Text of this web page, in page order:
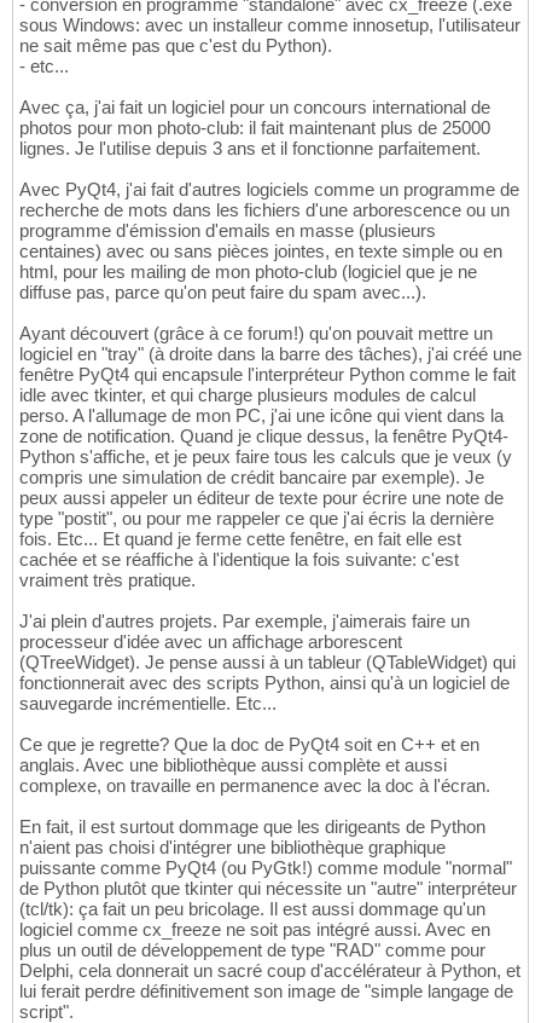
- conversion en programme "standalone" avec cx_freeze (.exe
sous Windows: avec un installeur comme innosetup, l'utilisateur
ne sait même pas que c'est du Python).
- etc...
Avec ça, j'ai fait un logiciel pour un concours international de
photos pour mon photo-club: il fait maintenant plus de 25000
lignes. Je l'utilise depuis 3 ans et il fonctionne parfaitement.
Avec PyQt4, j'ai fait d'autres logiciels comme un programme de
recherche de mots dans les fichiers d'une arborescence ou un
programme d'émission d'emails en masse (plusieurs
centaines) avec ou sans pièces jointes, en texte simple ou en
html, pour les mailing de mon photo-club (logiciel que je ne
diffuse pas, parce qu'on peut faire du spam avec...).
Ayant découvert (grâce à ce forum!) qu'on pouvait mettre un
logiciel en "tray" (à droite dans la barre des tâches), j'ai créé une
fenêtre PyQt4 qui encapsule l'interpréteur Python comme le fait
idle avec tkinter, et qui charge plusieurs modules de calcul
perso. A l'allumage de mon PC, j'ai une icône qui vient dans la
zone de notification. Quand je clique dessus, la fenêtre PyQt4-
Python s'affiche, et je peux faire tous les calculs que je veux (y
compris une simulation de crédit bancaire par exemple). Je
peux aussi appeler un éditeur de texte pour écrire une note de
type "postit", ou pour me rappeler ce que j'ai écris la dernière
fois. Etc... Et quand je ferme cette fenêtre, en fait elle est
cachée et se réaffiche à l'identique la fois suivante: c'est
vraiment très pratique.
J'ai plein d'autres projets. Par exemple, j'aimerais faire un
processeur d'idée avec un affichage arborescent
(QTreeWidget). Je pense aussi à un tableur (QTableWidget) qui
fonctionnerait avec des scripts Python, ainsi qu'à un logiciel de
sauvegarde incrémentielle. Etc...
Ce que je regrette? Que la doc de PyQt4 soit en C++ et en
anglais. Avec une bibliothèque aussi complète et aussi
complexe, on travaille en permanence avec la doc à l'écran.
En fait, il est surtout dommage que les dirigeants de Python
n'aient pas choisi d'intégrer une bibliothèque graphique
puissante comme PyQt4 (ou PyGtk!) comme module "normal"
de Python plutôt que tkinter qui nécessite un "autre" interpréteur
(tcl/tk): ça fait un peu bricolage. Il est aussi dommage qu'un
logiciel comme cx_freeze ne soit pas intégré aussi. Avec en
plus un outil de développement de type "RAD" comme pour
Delphi, cela donnerait un sacré coup d'accélérateur à Python, et
lui ferait perdre définitivement son image de "simple langage de
script".